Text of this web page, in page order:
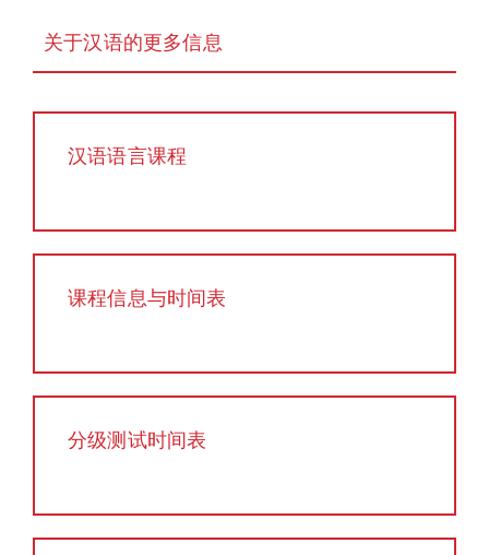
关于汉语的更多信息
汉语语言课程
课程信息与时间表
分级测试时间表